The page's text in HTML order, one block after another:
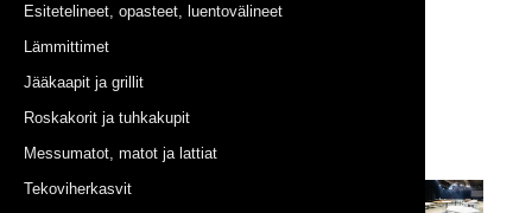
Esitetelineet, opasteet, luentovälineet
Lämmittimet
Jääkaapit ja grillit
Roskakorit ja tuhkakupit
Messumatot, matot ja lattiat
Tekoviherkasvit